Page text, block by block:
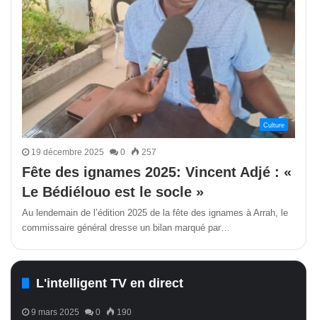
Culture
19 décembre 2025 0 257
Fête des ignames 2025: Vincent Adjé : «
Le Bédiélouo est le socle »
Au lendemain de l’édition 2025 de la fête des ignames à Arrah, le
commissaire général dresse un bilan marqué par…
L'intelligent TV en direct
9 mars 2025 0 190